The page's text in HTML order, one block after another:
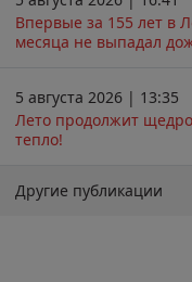
Впервые за 155 лет в
месяца не выпадал
5 августа 2026 | 13:35
Лето продолжит щедро
тепло!
Другие публикации